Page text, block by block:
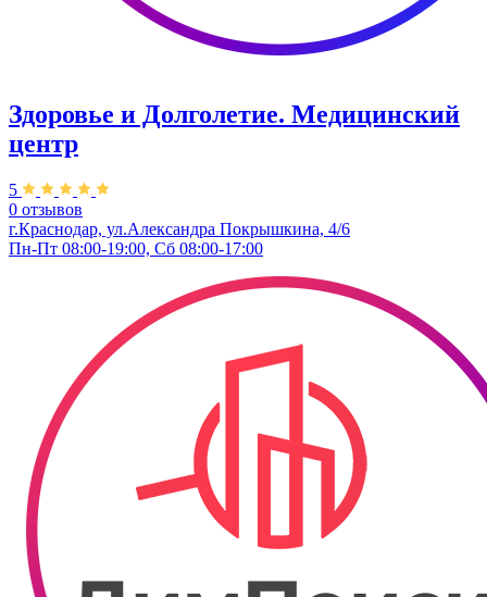
Здоровье и Долголетие. ​Медицинский
центр
5
0 отзывов
г.Краснодар, ул.Александра Покрышкина, 4/6
Пн-Пт 08:00-19:00, Сб 08:00-17:00